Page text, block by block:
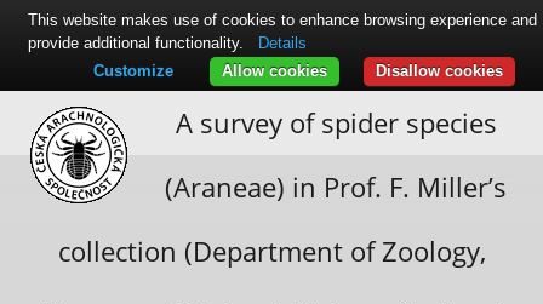
A survey of spider species
(Araneae) in Prof. F. Miller’s
collection (Department of Zoology,
This website makes use of cookies to enhance browsing experience and
provide additional functionality.
Details
Disallow cookies
Allow cookies
Customize